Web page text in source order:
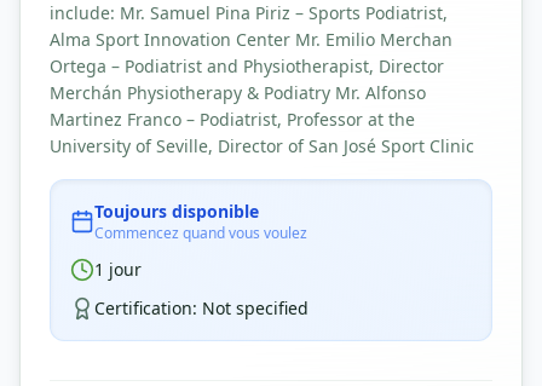
include: Mr. Samuel Pina Piriz – Sports Podiatrist,
Alma Sport Innovation Center Mr. Emilio Merchan
Ortega – Podiatrist and Physiotherapist, Director
Merchán Physiotherapy & Podiatry Mr. Alfonso
Martinez Franco – Podiatrist, Professor at the
University of Seville, Director of San José Sport Clinic
Toujours disponible
Commencez quand vous voulez
1 jour
Certification: Not specified